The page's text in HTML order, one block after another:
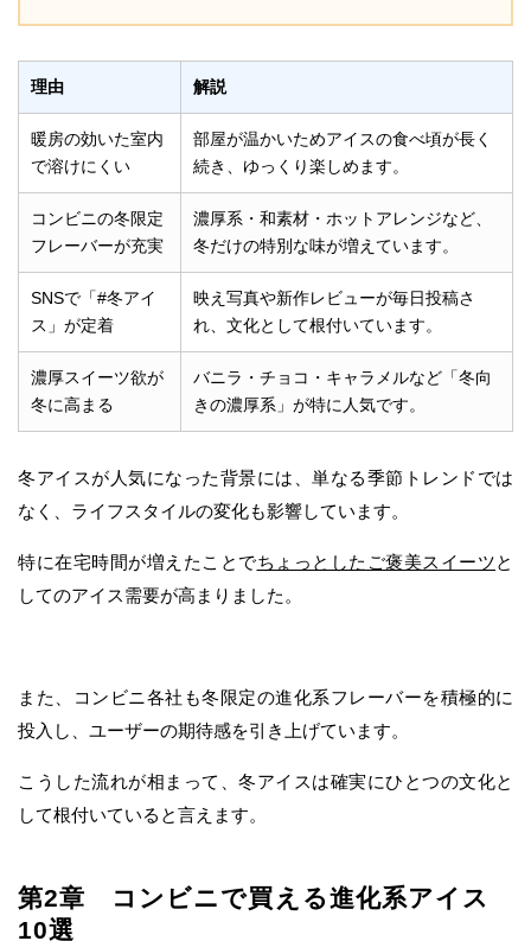
理由 解説
暖房の効いた室内
で溶けにくい
部屋が温かいためアイスの食べ頃が長く
続き、ゆっくり楽しめます。
コンビニの冬限定
フレーバーが充実
濃厚系・和素材・ホットアレンジなど、
冬だけの特別な味が増えています。
SNSで「#冬アイ
ス」が定着
映え写真や新作レビューが毎日投稿さ
れ、文化として根付いています。
濃厚スイーツ欲が
冬に高まる
バニラ・チョコ・キャラメルなど「冬向
きの濃厚系」が特に人気です。
冬アイスが人気になった背景には、単なる季節トレンドでは
なく、ライフスタイルの変化も影響しています。
特に在宅時間が増えたことでちょっとしたご褒美スイーツと
してのアイス需要が高まりました。
また、コンビニ各社も冬限定の進化系フレーバーを積極的に
投入し、ユーザーの期待感を引き上げています。
こうした流れが相まって、冬アイスは確実にひとつの文化と
して根付いていると言えます。
第2章 コンビニで買える進化系アイス
10選